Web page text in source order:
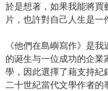
於是想著，如果我能將買
片，也許對自己人生是一
《他們在島嶼寫作》是
的诞生与一位成功的企業
學，因此選擇了藉支持紀
二十世紀當代文學作者